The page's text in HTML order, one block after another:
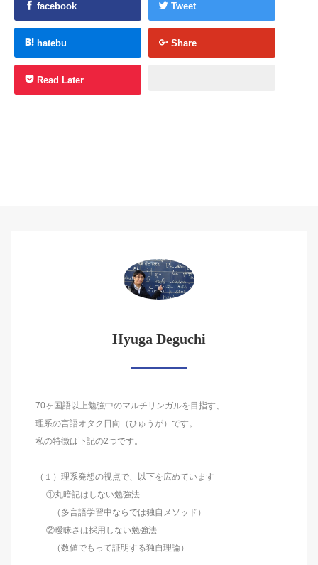
facebook Tweet
hatebu Share
Read Later
Hyuga Deguchi
70ヶ国語以上勉強中のマルチリンガルを目指す、
理系の言語オタク日向（ひゅうが）です。
私の特徴は下記の2つです。
（１）理系発想の視点で、以下を広めています
①丸暗記はしない勉強法
（多言語学習中ならでは独自メソッド）
②曖昧さは採用しない勉強法
（数値でもって証明する独自理論）